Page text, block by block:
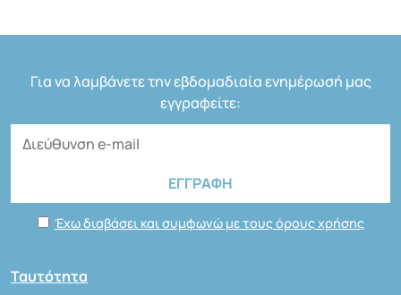
Για να λαμβάνετε την εβδομαδιαία ενημέρωσή μας
εγγραφείτε:
Έχω διαβάσει και συμφωνώ με τους όρους χρήσης
Ταυτότητα